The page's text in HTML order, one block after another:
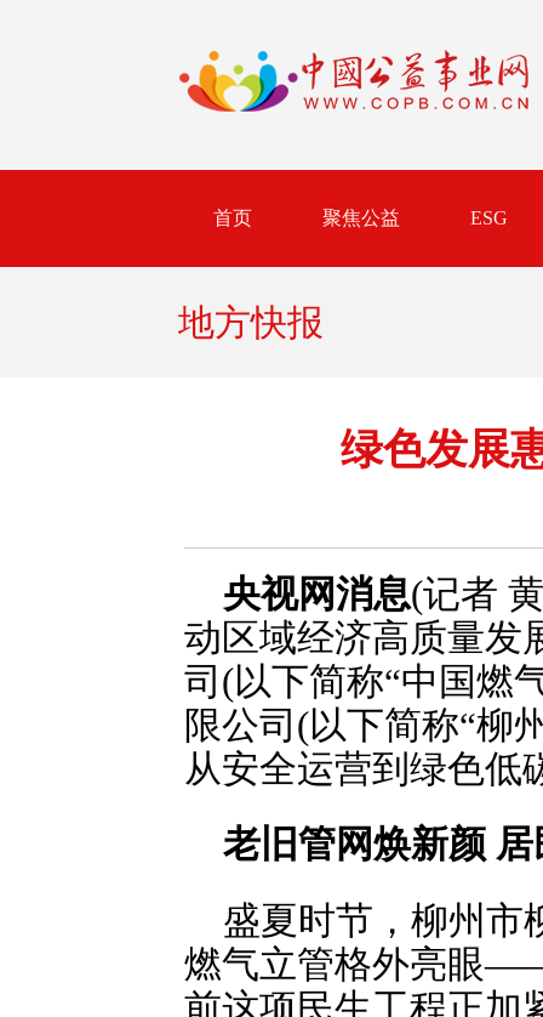
首页 聚焦公益 ESG
地方快报
绿色发展
央视网消息(记者
动区域经济高质量发
司(以下简称“中国燃
限公司(以下简称“柳
从安全运营到绿色低
老旧管网焕新颜
盛夏时节，柳州市
燃气立管格外亮眼
前这项民生工程正加